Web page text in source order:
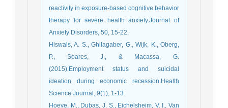
reactivity in exposure-based cognitive behavior
therapy for severe health anxiety.Journal of
Anxiety Disorders, 50, 15-22.
Hiswals, A. S., Ghilagaber, G., Wijk, K., Oberg,
P., Soares, J., & Macassa, G.
(2015).Employment status and suicidal
ideation during economic recession.Health
Science Journal, 9(1), 1-13.
Hoeve, M., Dubas, J. S., Eichelsheim, V. I., Van